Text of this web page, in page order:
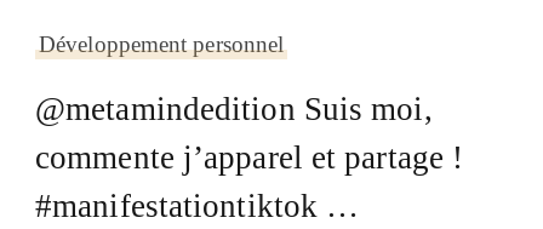
Développement personnel
@metamindedition Suis moi,
commente j’apparel et partage !
#manifestationtiktok …